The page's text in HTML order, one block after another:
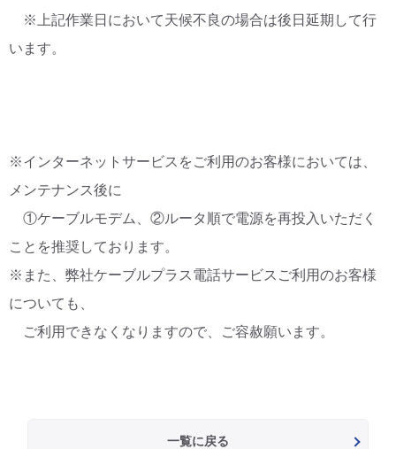
※上記作業日において天候不良の場合は後日延期して行
います。
※インターネットサービスをご利用のお客様においては、
メンテナンス後に
①ケーブルモデム、②ルータ順で電源を再投入いただく
ことを推奨しております。
※また、弊社ケーブルプラス電話サービスご利用のお客様
についても、
ご利用できなくなりますので、ご容赦願います。
一覧に戻る